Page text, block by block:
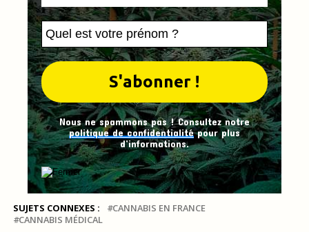
Nous ne spammons pas ! Consultez notre
politique de confidentialitépour plus
d’informations.
SUJETS CONNEXES :
CANNABIS EN FRANCE
CANNABIS MÉDICAL